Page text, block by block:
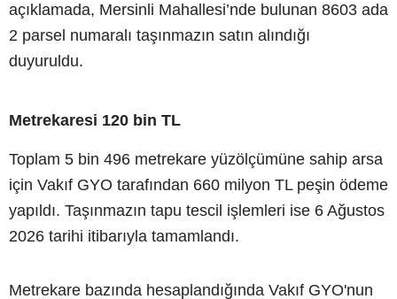
açıklamada, Mersinli Mahallesi’nde bulunan 8603 ada
2 parsel numaralı taşınmazın satın alındığı
duyuruldu.
Metrekaresi 120 bin TL
Toplam 5 bin 496 metrekare yüzölçümüne sahip arsa
için Vakıf GYO tarafından 660 milyon TL peşin ödeme
yapıldı. Taşınmazın tapu tescil işlemleri ise 6 Ağustos
2026 tarihi itibarıyla tamamlandı.
Metrekare bazında hesaplandığında Vakıf GYO'nun